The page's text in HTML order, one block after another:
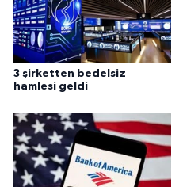
3 şirketten bedelsiz
hamlesi geldi